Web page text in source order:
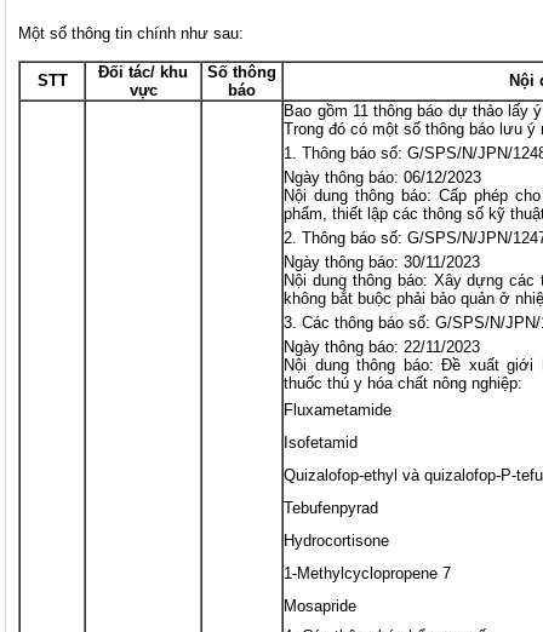
Một số thông tin chính như sau:
STT
Đối tác/ khu
vực
Số thông
báo
Nội
Bao gồm 11 thông báo dự thảo lấy
Trong đó có một số thông báo lưu ý
Thông báo số: G/SPS/N/JPN/
Ngày thông báo: 06/12/2023
Nội dung thông báo: Cấp phép
phẩm, thiết lập các thông số kỹ
Thông báo số: G/SPS/N/JPN/
Ngày thông báo: 30/11/2023
Nội dung thông báo: Xây dựng
không bắt buộc phải bảo quản ở
Các thông báo số: G/SPS/N/JPN/
Ngày thông báo: 22/11/2023
Nội dung thông báo: Đề xuất
thuốc thú y hóa chất nông nghiệp:
Fluxametamide
Isofetamid
Quizalofop-ethyl và quizalofop-P-
Tebufenpyrad
Hydrocortisone
1-Methylcyclopropene 7
Mosapride